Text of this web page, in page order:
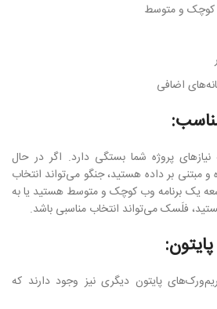
کوچک و متوسط
اضافی
پروژه شما بستگی دارد. اگر در حال
مبتنی بر داده هستید، جنگو می‌تواند انتخاب
یک برنامه وب کوچک و متوسط هستید یا به
فلَسک می‌تواند انتخاب مناسبی باشد.
پایتون دیگری نیز وجود دارند که